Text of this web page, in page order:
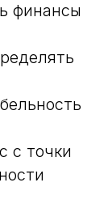
финансы
с точки